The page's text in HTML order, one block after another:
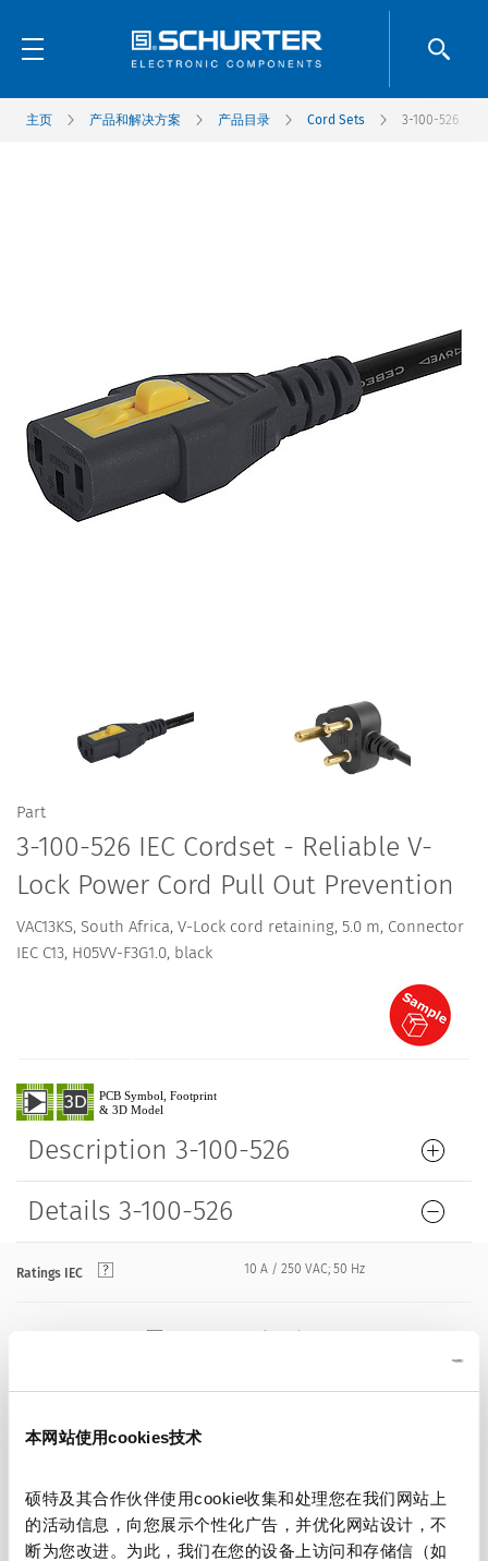
本网站使用cookies技术
硕特及其合作伙伴使用cookie收集和处理您在我们网站上
的活动信息，向您展示个性化广告，并优化网站设计，不
断为您改进。为此，我们在您的设备上访问和存储信（如
主页 产品和解决方案 产品目录 Cord Sets 3-100-526
Part
3-100-526 IEC Cordset - Reliable V-
Lock Power Cord Pull Out Prevention
VAC13KS, South Africa, V-Lock cord retaining, 5.0 m, Connector
IEC C13, H05VV-F3G1.0, black
Description 3-100-526
Details 3-100-526
Ratings IEC 10 A / 250 VAC; 50 Hz
Allowable Operation Temperature
IP-Protection front side IP20 acc. to IEC 60529